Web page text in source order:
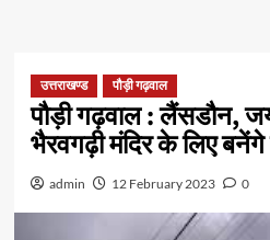
उत्तराखण्ड पौड़ी गढ़वाल
पौड़ी गढ़वाल : लैंसडौन,
भैरवगढ़ी मंदिर के लिए बनेंगे
admin 12 February 2023 0